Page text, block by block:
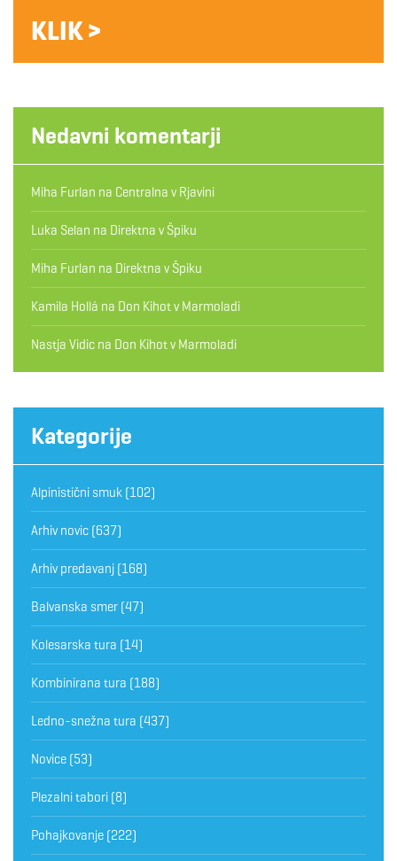
KLIK >
Nedavni komentarji
Miha Furlan na Centralna v Rjavini
Luka Selan na Direktna v Špiku
Miha Furlan na Direktna v Špiku
Kamila Hollá na Don Kihot v Marmoladi
Nastja Vidic na Don Kihot v Marmoladi
Kategorije
Alpinistični smuk (102)
Arhiv novic (637)
Arhiv predavanj (168)
Balvanska smer (47)
Kolesarska tura (14)
Kombinirana tura (188)
Ledno-snežna tura (437)
Novice (53)
Plezalni tabori (8)
Pohajkovanje (222)